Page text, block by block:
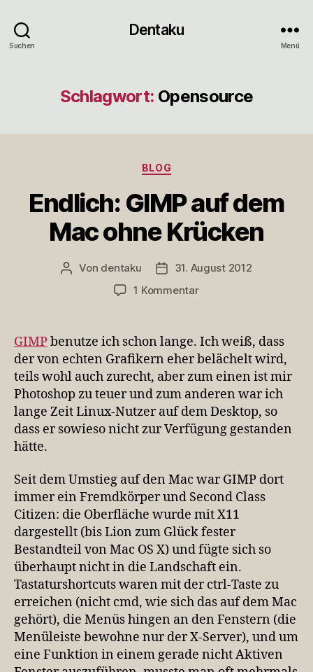
Suchen
Dentaku
Menü
Schlagwort: Opensource
Kategorien
BLOG
Endlich: GIMP auf dem
Mac ohne Krücken
Beitragsautor
Von dentaku Veröffentlichungsdatum
31. August 2012
1 Kommentarzu
auf
dem
Mac
ohne
Krücken
GIMPbenutze ich schon lange. Ich weiß, dass
der von echten Grafikern eher belächelt wird,
teils wohl auch zurecht, aber zum einen ist mir
Photoshop zu teuer und zum anderen war ich
lange Zeit Linux-Nutzer auf dem Desktop, so
dass er sowieso nicht zur Verfügung gestanden
hätte.
Seit dem Umstieg auf den Mac war GIMP dort
immer ein Fremdkörper und Second Class
Citizen: die Oberfläche wurde mit X11
dargestellt (bis Lion zum Glück fester
Bestandteil von Mac OS X) und fügte sich so
überhaupt nicht in die Landschaft ein.
Tastaturshortcuts waren mit der ctrl-Taste zu
erreichen (nicht cmd, wie sich das auf dem Mac
gehört), die Menüs hingen an den Fenstern (die
Menüleiste bewohne nur der X-Server), und um
eine Funktion in einem gerade nicht Aktiven